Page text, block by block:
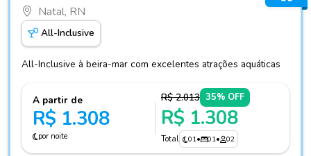
Natal, RN
All-Inclusive
All-Inclusive à beira-mar com excelentes atrações aquáticas
A partir de
R$ 1.308
por noite
R$ 2.013 35% OFF
R$ 1.308
Total 01• 01• 02